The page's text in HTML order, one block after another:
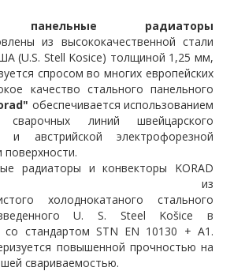
панельные радиаторы
из высококачественной стали
(U.S. Stell Kosice) толщиной 1,25 мм,
спросом во многих европейских
качество стального панельного
обеспечивается использованием
сварочных линий швейцарского
и австрийской электрофорезной
поверхности.
и конвекторы KORAD
из
холоднокатаного стального
U. S. Steel Košice в
со стандартом STN EN 10130 + A1.
повышенной прочностью на
свариваемостью.